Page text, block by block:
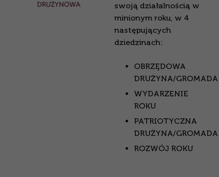
swoją działalnością w
minionym roku, w 4
następujących
dziedzinach:
OBRZĘDOWA
DRUŻYNA/GROMADA
WYDARZENIE
ROKU
PATRIOTYCZNA
DRUŻYNA/GROMADA
ROZWÓJ ROKU